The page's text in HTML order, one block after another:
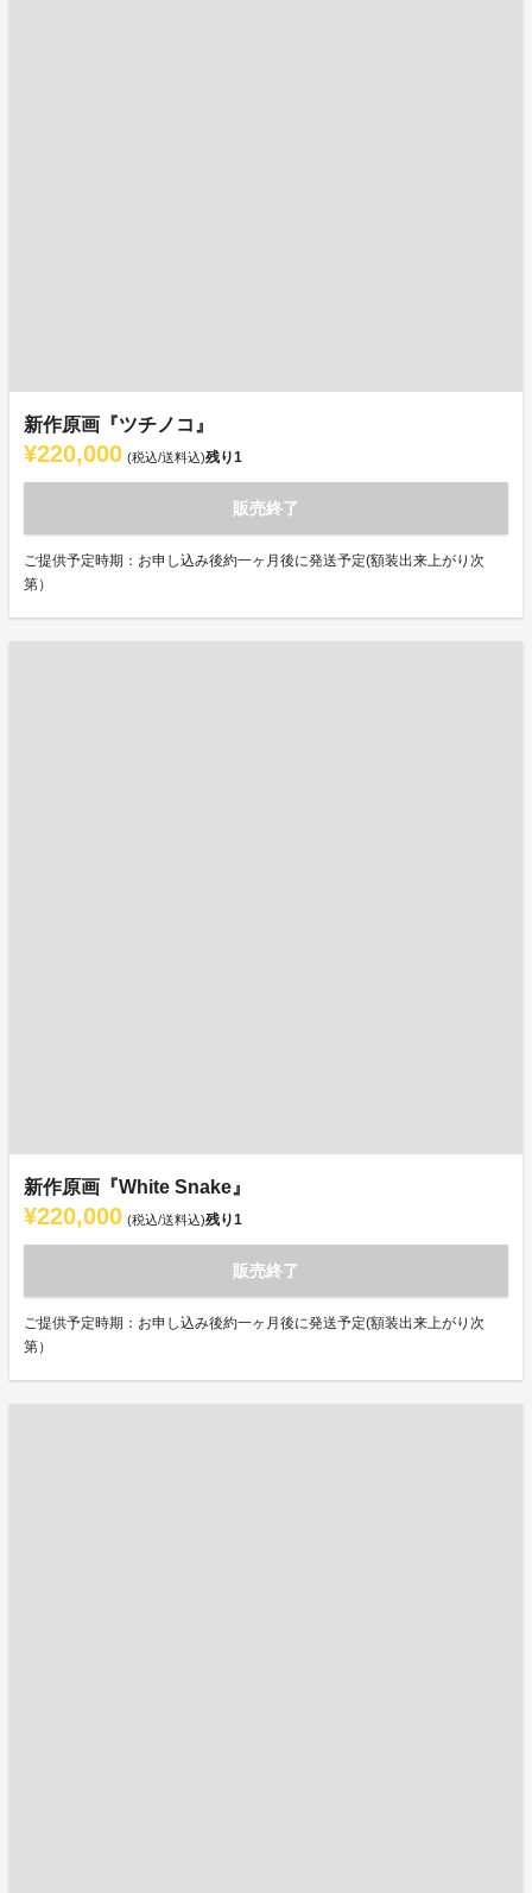
新作原画『ツチノコ』
¥220,000 (税込/送料込)残り1
販売終了
ご提供予定時期：お申し込み後約一ヶ月後に発送予定(額装出来上がり次
第）
新作原画『White Snake』
¥220,000 (税込/送料込)残り1
販売終了
ご提供予定時期：お申し込み後約一ヶ月後に発送予定(額装出来上がり次
第）